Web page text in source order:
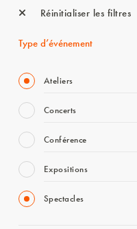
Réinitialiser les filtres
Type d’événement
Ateliers
Concerts
Conférence
Expositions
Spectacles